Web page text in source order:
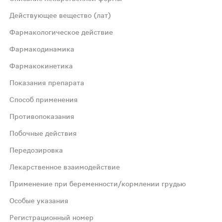
анальгезирующим, противоаллергическим и
антигистаминным и ангиопротекторным
после растворения. Перед употреблением
Действующее вещество (лат)
Фармакологическое действие
Фармакодинамика
Фармакокинетика
Показания препарата
Способ применения
Противопоказания
Побочные действия
Передозировка
Лекарственное взаимодействие
Применение при беременности/кормлении грудью
Особые указания
Регистрационный номер